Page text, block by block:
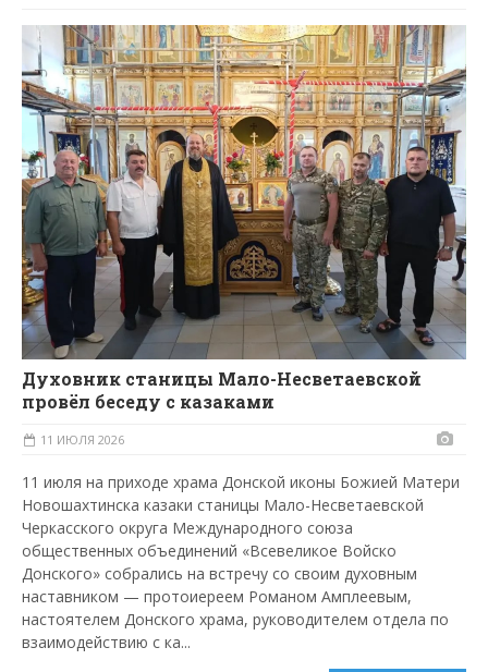
Духовник станицы Мало-Несветаевской
провёл беседу с казаками
11 ИЮЛЯ 2026
11 июля на приходе храма Донской иконы Божией Матери
Новошахтинска казаки станицы Мало-Несветаевской
Черкасского округа Международного союза
общественных объединений «Всевеликое Войско
Донского» собрались на встречу со своим духовным
наставником — протоиереем Романом Амплеевым,
настоятелем Донского храма, руководителем отдела по
взаимодействию с ка...